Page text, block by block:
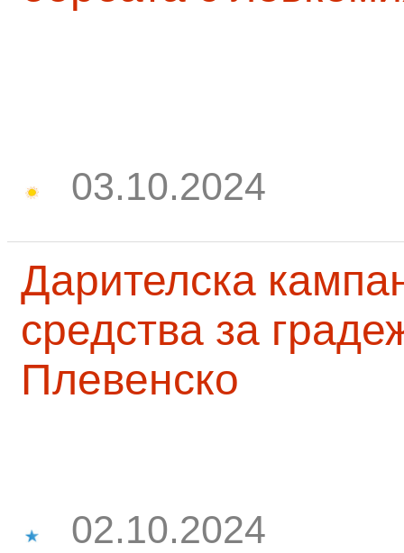
03.10.2024
Дарителска
средства за
Плевенско
02.10.2024